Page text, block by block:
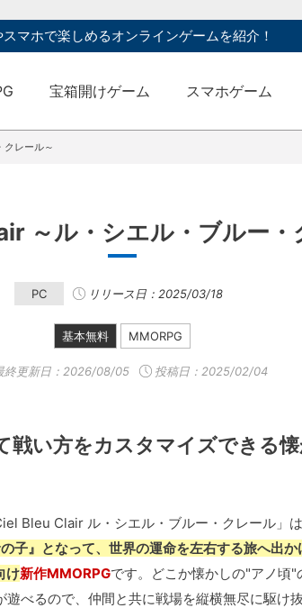
スマホで楽しめるオンラインゲームを紹介！
宝箱開けゲーム スマホゲーム
クレール～
～ル・シエル・ブルー・
PC リリース日：2025/03/18
基本無料 MMORPG
終更新日： 2026/08/05 投稿日：2025/02/04
戦い方をカスタマイズできる
Bleu Clair ル・シエル・ブルー・クレール」は
の子』となって、世界の運命を左右する旅へ出か
け新作MMORPGです。どこか懐かしの"アノ頃"
遊べるので、仲間と共に戦場を縦横無尽に駆け抜